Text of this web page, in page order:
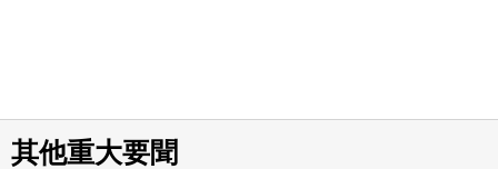
其他重大要聞